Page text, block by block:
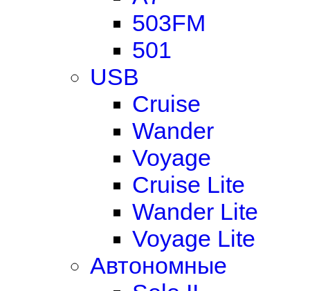
503FM
501
USB
Cruise
Wander
Voyage
Cruise Lite
Wander Lite
Voyage Lite
Автономные